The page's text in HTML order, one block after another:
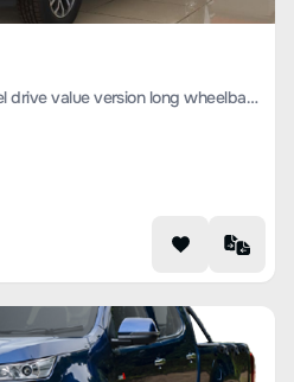
3.0T diesel manual four-wheel drive value version long wheelbase 4KH1CT6H1